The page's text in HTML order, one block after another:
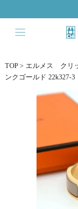
to
content
TOP > エルメス クリ
ンクゴールド 22k327-3